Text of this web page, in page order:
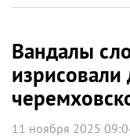
Вандалы
изрисовали
11 ноября 2025